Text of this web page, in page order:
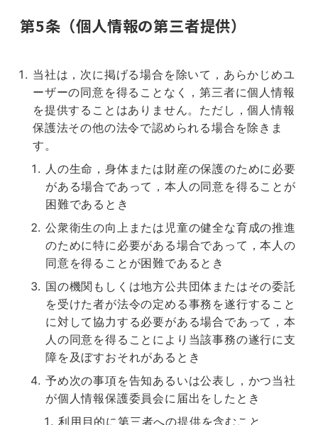
第5条（個人情報の第三者提供）
当社は，次に掲げる場合を除いて，あらかじめユ
ーザーの同意を得ることなく，第三者に個人情報
を提供することはありません。ただし，個人情報
保護法その他の法令で認められる場合を除きま
す。
人の生命，身体または財産の保護のために必要
がある場合であって，本人の同意を得ることが
困難であるとき
公衆衛生の向上または児童の健全な育成の推進
のために特に必要がある場合であって，本人の
同意を得ることが困難であるとき
国の機関もしくは地方公共団体またはその委託
を受けた者が法令の定める事務を遂行すること
に対して協力する必要がある場合であって，本
人の同意を得ることにより当該事務の遂行に支
障を及ぼすおそれがあるとき
予め次の事項を告知あるいは公表し，かつ当社
が個人情報保護委員会に届出をしたとき
利用目的に第三者への提供を含むこと